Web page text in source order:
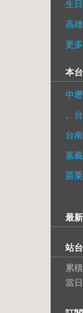
生
高
更多
本
中
台
嘉
苗
最
站
累
當